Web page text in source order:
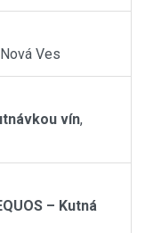
Ves
vín,
– Kutná